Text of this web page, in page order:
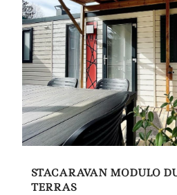
STACARAVAN MODULO
TERRAS